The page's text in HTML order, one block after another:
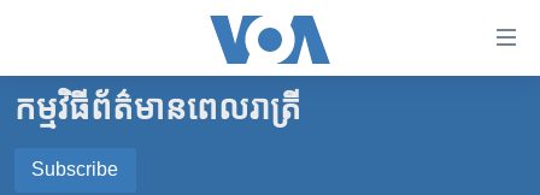
គេហទំព័រ​
ទាក់ទង
រំលង​
កម្ពុជា
អន្តរជាតិ
កម្មវិធី​ព័ត៌មាន​ពេលរាត្រី
Subscribe